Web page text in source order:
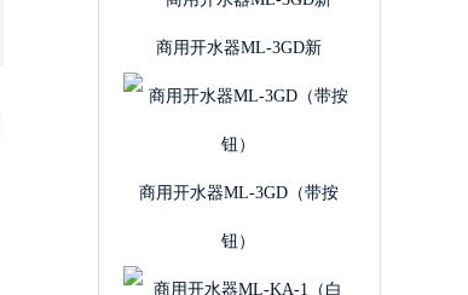
商用开水器ML-3GD新
商用开水器ML-3GD（带按
钮）